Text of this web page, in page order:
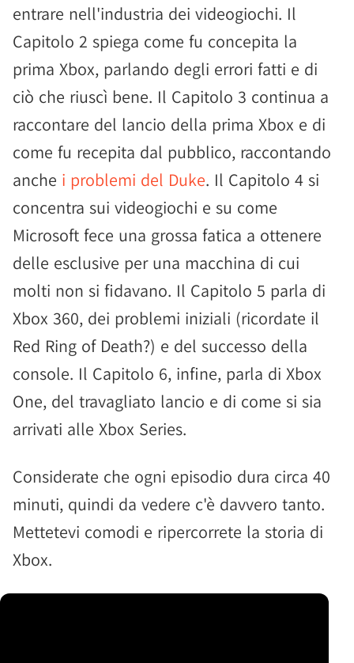
entrare nell'industria dei videogiochi. Il
Capitolo 2 spiega come fu concepita la
prima Xbox, parlando degli errori fatti e di
ciò che riuscì bene. Il Capitolo 3 continua a
raccontare del lancio della prima Xbox e di
come fu recepita dal pubblico, raccontando
anche i problemi del Duke. Il Capitolo 4 si
concentra sui videogiochi e su come
Microsoft fece una grossa fatica a ottenere
delle esclusive per una macchina di cui
molti non si fidavano. Il Capitolo 5 parla di
Xbox 360, dei problemi iniziali (ricordate il
Red Ring of Death?) e del successo della
console. Il Capitolo 6, infine, parla di Xbox
One, del travagliato lancio e di come si sia
arrivati alle Xbox Series.
Considerate che ogni episodio dura circa 40
minuti, quindi da vedere c'è davvero tanto.
Mettetevi comodi e ripercorrete la storia di
Xbox.